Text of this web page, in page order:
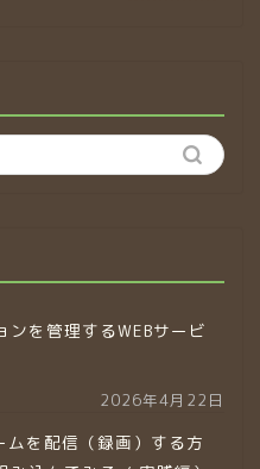
ンを管理するWEBサービ
2026年4月22日
を配信（録画）する方